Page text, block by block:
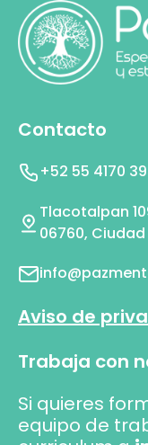
Contacto
+52 55 4170
Tlacotalpan
06760, Ciudad
Aviso de
Trabaja con
Si quieres
equipo de